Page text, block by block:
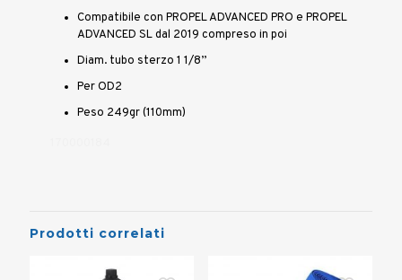
Compatibile con PROPEL ADVANCED PRO e PROPEL
ADVANCED SL dal 2019 compreso in poi
Diam. tubo sterzo 1 1/8”
Per OD2
Peso 249gr (110mm)
Prodotti correlati